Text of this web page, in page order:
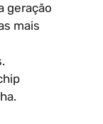
geração
mais